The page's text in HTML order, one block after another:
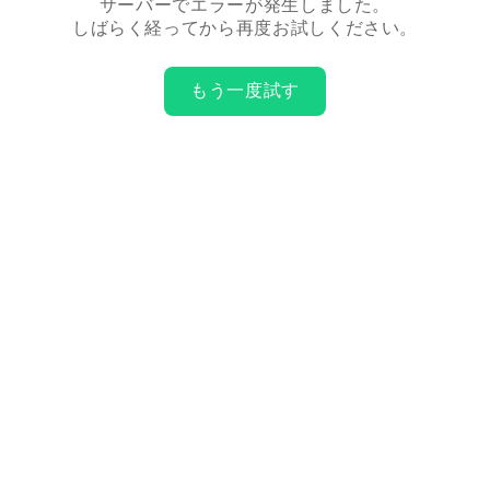
サーバーでエラーが発生しました。
しばらく経ってから再度お試しください。
もう一度試す